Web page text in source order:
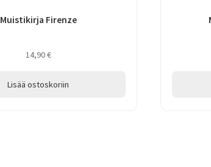
Muistikirja Firenze
14,90€
Lisää ostoskoriin